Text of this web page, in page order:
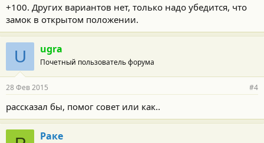
+100. Других вариантов нет, только надо убедится, что
замок в открытом положении.
U ugra
Почетный пользователь форума
28 Фев 2015 #4
рассказал бы, помог совет или как..
Раке